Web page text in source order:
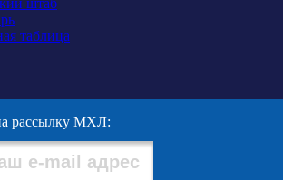
штаб
таблица
рассылку МХЛ: